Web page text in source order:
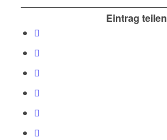
Eintrag teilen